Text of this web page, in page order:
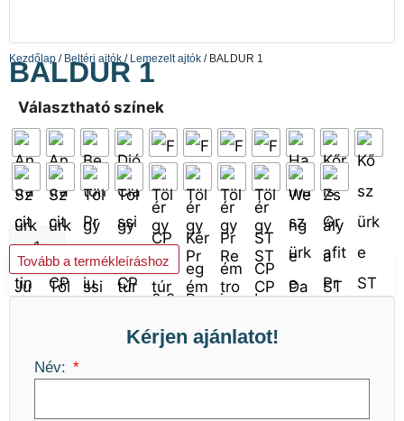
Kezdőlap / Beltéri ajtók / Lemezelt ajtók / BALDUR 1
BALDUR 1
Választható színek
Kosárba teszem
Tovább a termékleíráshoz
Kérjen ajánlatot!
Név: